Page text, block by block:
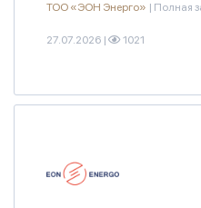
ТОО «ЭОН Энерго» | Полная
27.07.2026 | 1021